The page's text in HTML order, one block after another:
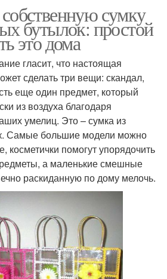
сумку
бутылок: простой
это дома
гласит, что настоящая
сделать три вещи: скандал,
еще один предмет, который
из воздуха благодаря
умелиц. Это – сумка из
Самые большие модели можно
косметички помогут упорядочить
а маленькие смешные
раскиданную по дому мелочь.